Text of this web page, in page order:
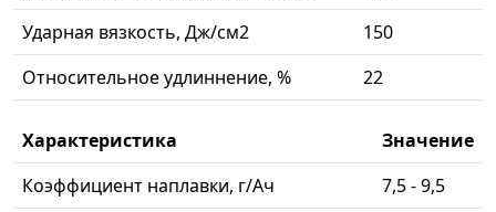
Ударная вязкость, Дж/см2
150
Относительное удлиннение, %
22
Характеристика
Значение
Коэффициент наплавки, г/Ач
7,5 - 9,5